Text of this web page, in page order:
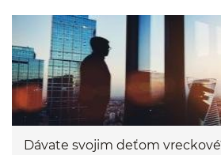
Dávate svojim deťom